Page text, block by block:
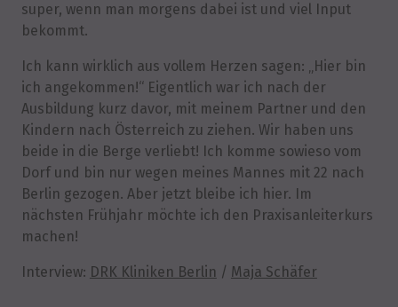
super, wenn man morgens dabei ist und viel Input
bekommt.
Ich kann wirklich aus vollem Herzen sagen: „Hier bin
ich angekommen!“ Eigentlich war ich nach der
Ausbildung kurz davor, mit meinem Partner und den
Kindern nach Österreich zu ziehen. Wir haben uns
beide in die Berge verliebt! Ich komme sowieso vom
Dorf und bin nur wegen meines Mannes mit 22 nach
Berlin gezogen. Aber jetzt bleibe ich hier. Im
nächsten Frühjahr möchte ich den Praxisanleiterkurs
machen!
Interview: DRK Kliniken Berlin / Maja Schäfer